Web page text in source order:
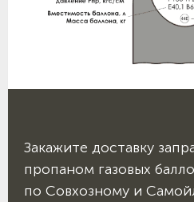
Закажите доставку
пропаном газовых
по Совхозному и